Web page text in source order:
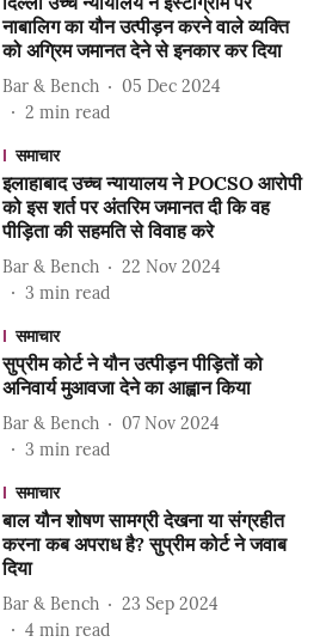
नाबालिग का यौन उत्पीड़न करने वाले व्यक्ति
को अग्रिम जमानत देने से इनकार कर दिया
Bar & Bench
05 Dec 2024
2 min read
समाचार
इलाहाबाद उच्च न्यायालय ने POCSO आरोपी
को इस शर्त पर अंतरिम जमानत दी कि वह
पीड़िता की सहमति से विवाह करे
Bar & Bench
22 Nov 2024
3 min read
समाचार
सुप्रीम कोर्ट ने यौन उत्पीड़न पीड़ितों को
अनिवार्य मुआवजा देने का आह्वान किया
Bar & Bench
07 Nov 2024
3 min read
समाचार
बाल यौन शोषण सामग्री देखना या संग्रहीत
करना कब अपराध है? सुप्रीम कोर्ट ने जवाब
दिया
Bar & Bench
23 Sep 2024
4 min read